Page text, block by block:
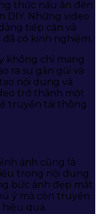
thức nấu ăn đến
DIY. Những video
tiếp cận và
có kinh nghiệm.
không chỉ mang
ra sự gần gũi và
nội dung và
trở thành một
truyền tải thông
ảnh cũng là
trong nội dung
bức ảnh đẹp mắt
ý mà còn truyền
quả.